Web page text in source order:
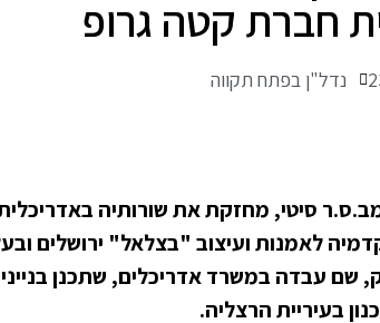
חברת קטה גרופ
נדל"ן בפתח תקווה
סיטי, מחזקת את שורותיה
לאמנות ועיצוב "בצלאל" ירושלים
שם עבדה במשרד אדריכלים, שתכנן
בעיריית הרצליה.